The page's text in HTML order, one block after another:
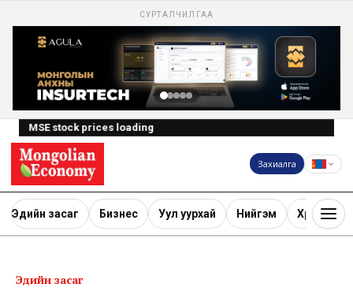
СУРТАЛЧИЛГАА
MSE stock prices loading
Захиалга
Эдийн засаг Бизнес Уул уурхай Нийгэм Хөрөнгө
Эдийн засаг